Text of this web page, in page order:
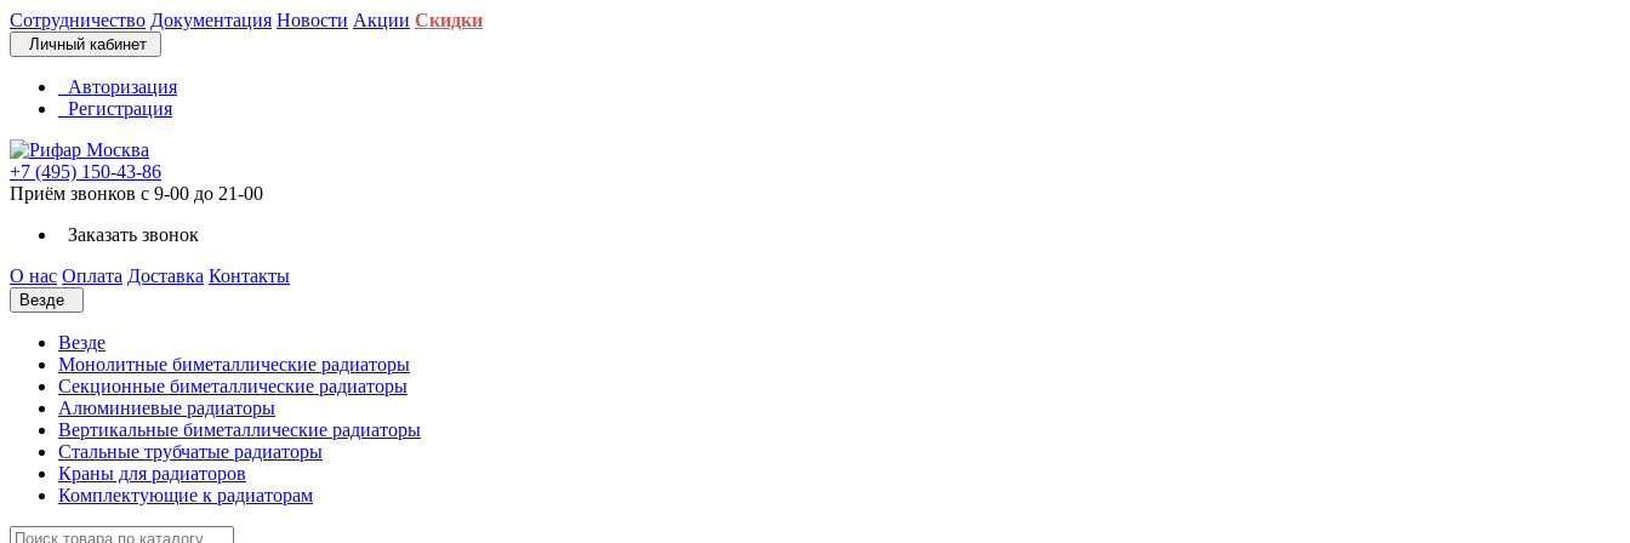
Сотрудничество Документация Новости Акции Скидки
Личный кабинет
Авторизация
Регистрация
+7 (495) 150-43-86
Приём звонков с 9-00 до 21-00
Заказать звонок
О нас Оплата Доставка Контакты
Везде
Везде
Монолитные биметаллические радиаторы
Секционные биметаллические радиаторы
Алюминиевые радиаторы
Вертикальные биметаллические радиаторы
Стальные трубчатые радиаторы
Краны для радиаторов
Комплектующие к радиаторам